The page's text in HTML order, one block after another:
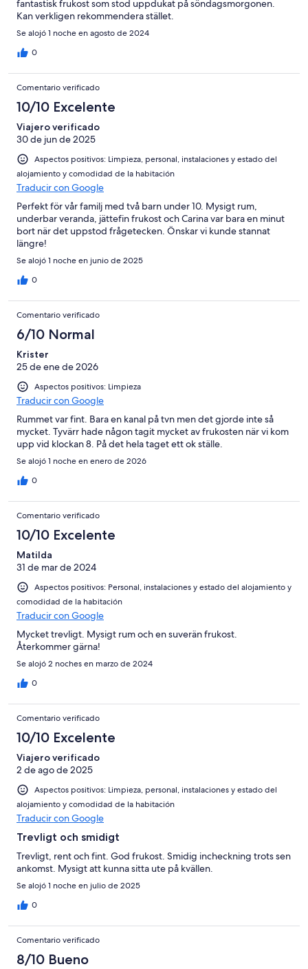
fantastisk frukost som stod uppdukat på söndagsmorgonen.
Kan verkligen rekommendera stället.
Se alojó 1 noche en agosto de 2024
0
Comentario verificado
10/10 Excelente
Viajero verificado
30 de jun de 2025
Aspectos positivos: Limpieza, personal, instalaciones y estado del
alojamiento y comodidad de la habitación
Traducir con Google
Perfekt för vår familj med två barn under 10. Mysigt rum,
underbar veranda, jättefin frukost och Carina var bara en minut
bort när det uppstod frågetecken. Önskar vi kunde stannat
längre!
Se alojó 1 noche en junio de 2025
0
Comentario verificado
6/10 Normal
Krister
25 de ene de 2026
Aspectos positivos: Limpieza
Traducir con Google
Rummet var fint. Bara en kanal på tvn men det gjorde inte så
mycket. Tyvärr hade någon tagit mycket av frukosten när vi kom
upp vid klockan 8. På det hela taget ett ok ställe.
Se alojó 1 noche en enero de 2026
0
Comentario verificado
10/10 Excelente
Matilda
31 de mar de 2024
Aspectos positivos: Personal, instalaciones y estado del alojamiento y
comodidad de la habitación
Traducir con Google
Mycket trevligt. Mysigt rum och en suverän frukost.
Återkommer gärna!
Se alojó 2 noches en marzo de 2024
0
Comentario verificado
10/10 Excelente
Viajero verificado
2 de ago de 2025
Aspectos positivos: Limpieza, personal, instalaciones y estado del
alojamiento y comodidad de la habitación
Traducir con Google
Trevligt och smidigt
Trevligt, rent och fint. God frukost. Smidig incheckning trots sen
ankomst. Mysigt att kunna sitta ute på kvällen.
Se alojó 1 noche en julio de 2025
0
Comentario verificado
8/10 Bueno